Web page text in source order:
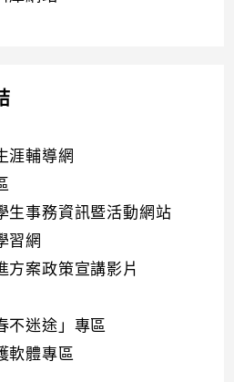
涯輔導網
生事務資訊暨活動網站
習網
方案政策宣講影片
不迷途」專區
軟體專區